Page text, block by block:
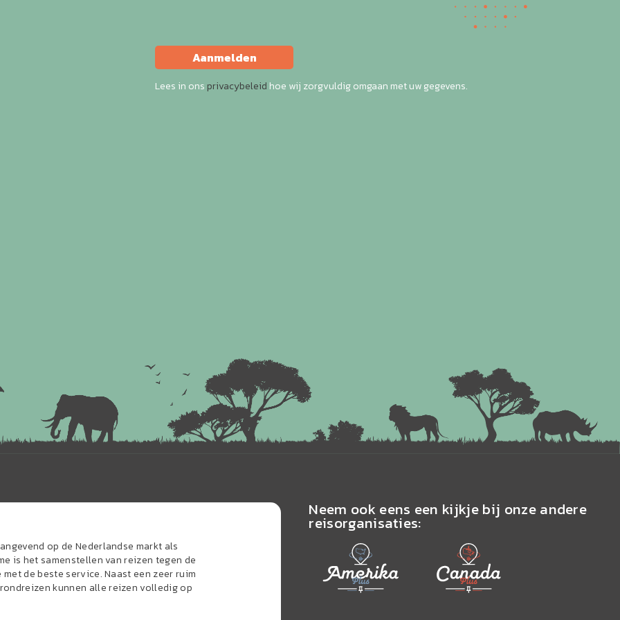
Aanmelden
Lees in ons privacybeleid hoe wij zorgvuldig omgaan met uw gegevens.
op de Nederlandse markt als
is het samenstellen van reizen tegen de
de beste service. Naast een zeer ruim
kunnen alle reizen volledig op
Neem ook eens een kijkje bij onze andere
reisorganisaties: